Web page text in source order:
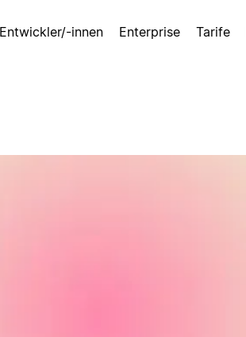
Entwickler/-innen Enterprise Tarife